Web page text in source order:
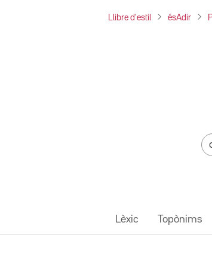
Llibre d'estil ésAdir
Lèxic Topònims